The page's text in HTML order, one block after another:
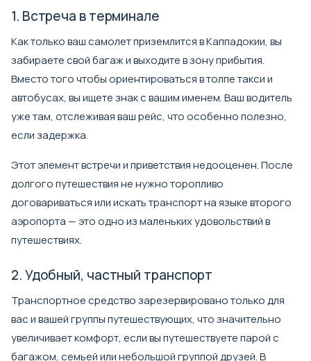
1. Встреча в терминале
Как только ваш самолет приземлится в Каппадокии, вы
забираете свой багаж и выходите в зону прибытия.
Вместо того чтобы ориентироваться в толпе такси и
автобусах, вы ищете знак с вашим именем. Ваш водитель
уже там, отслеживая ваш рейс, что особенно полезно,
если задержка.
Этот элемент встречи и приветствия недооценен. После
долгого путешествия не нужно торопливо
договариваться или искать транспорт на языке второго
аэропорта — это одно из маленьких удовольствий в
путешествиях.
2. Удобный, частный транспорт
Транспортное средство зарезервировано только для
вас и вашей группы путешествующих, что значительно
увеличивает комфорт, если вы путешествуете парой с
багажом, семьей или небольшой группой друзей. В